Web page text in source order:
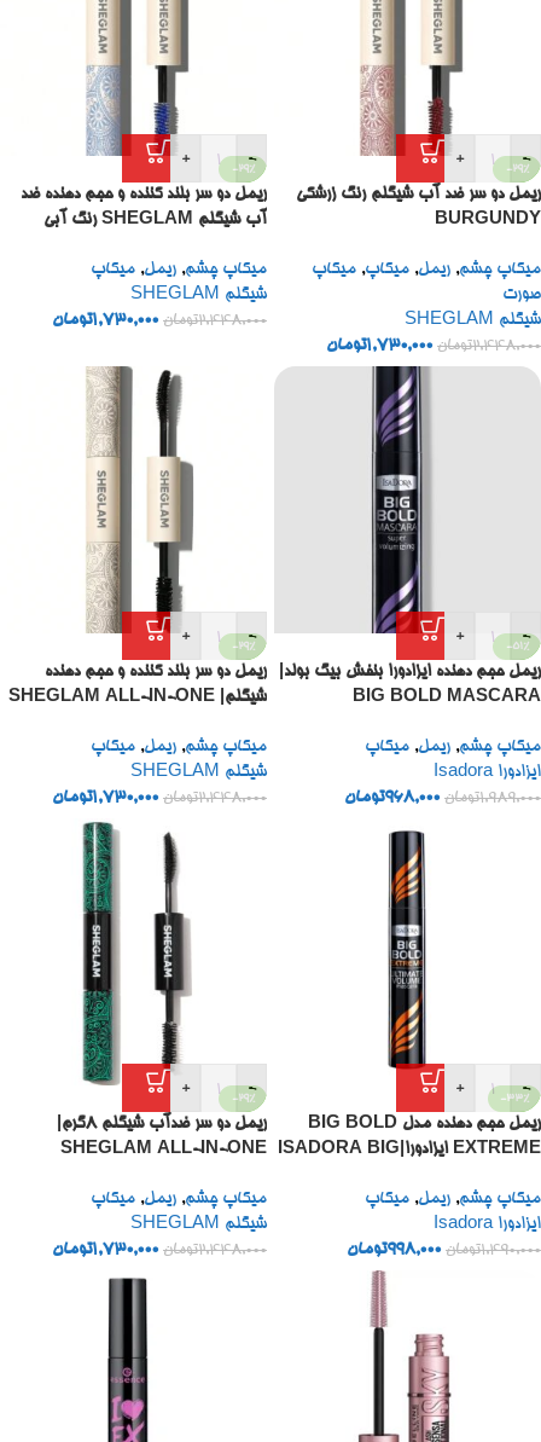
-29%
-
+
ریمل دو سر ضد آب شیگلم رنگ زرشکی
BURGUNDY
میکاپ چشم, ریمل, میکاپ, میکاپ
صورت
شیگلم SHEGLAM
2,448,000تومان 1,730,000تومان
-29%
-
+
ریمل دو سر بلند کننده و حجم دهنده ضد
آب شیگلم SHEGLAM رنگ آبی
میکاپ چشم, ریمل, میکاپ
شیگلم SHEGLAM
2,448,000تومان 1,730,000تومان
-51%
-
+
ریمل حجم دهنده ایزادورا بنفش بیگ بولد|
BIG BOLD MASCARA
میکاپ چشم, ریمل, میکاپ
ایزادورا Isadora
1,989,000تومان 968,000تومان
-29%
-
+
ریمل دو سر بلند کننده و حجم دهنده
شیگلم| SHEGLAM ALL-IN-ONE
WASHABLE BLACK 8G
میکاپ چشم, ریمل, میکاپ
شیگلم SHEGLAM
2,448,000تومان 1,730,000تومان
-33%
-
+
ریمل حجم دهنده مدل BIG BOLD
EXTREME ایزادورا|ISADORA BIG
میکاپ چشم, ریمل, میکاپ
ایزادورا Isadora
1,490,000تومان 998,000تومان
-29%
-
+
ریمل دو سر ضدآب شیگلم 8گرم|
SHEGLAM ALL-IN-ONE
WATERPROOFB BLACK
میکاپ چشم, ریمل, میکاپ
شیگلم SHEGLAM
2,448,000تومان 1,730,000تومان